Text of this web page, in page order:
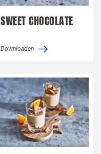
SWEET CHOCOLATE
Downloaden